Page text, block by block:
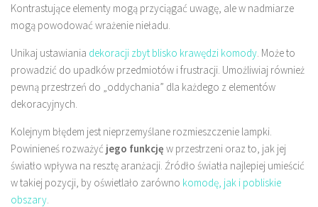
Kontrastujące elementy mogą przyciągać uwagę, ale w nadmiarze
mogą powodować wrażenie nieładu.
Unikaj ustawiania dekoracji zbyt blisko krawędzi komody . Może to
prowadzić do upadków przedmiotów i frustracji. Umożliwiaj również
pewną przestrzeń do „oddychania” dla każdego z elementów
dekoracyjnych.
Kolejnym błędem jest nieprzemyślane rozmieszczenie lampki.
Powinieneś rozważyć jego funkcję w przestrzeni oraz to, jak jej
światło wpływa na resztę aranżacji. Źródło światła najlepiej umieścić
w takiej pozycji, by oświetlało zarówno komodę, jak i pobliskie
obszary